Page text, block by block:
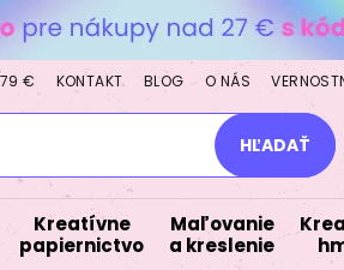
79 € KONTAKT BLOG O NÁS
HĽADAŤ
Kreatívne
papiernictvo
Maľovanie
a kreslenie